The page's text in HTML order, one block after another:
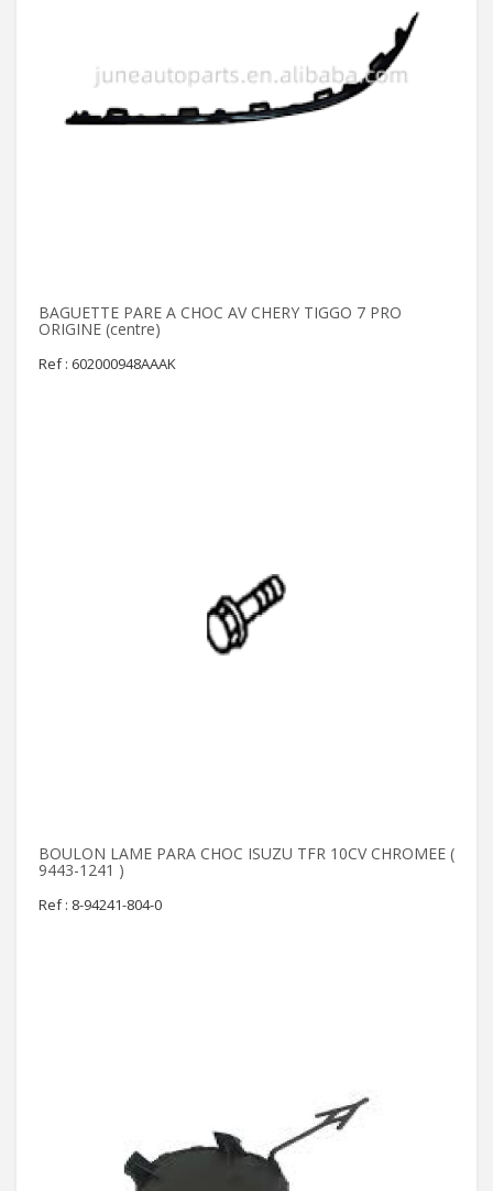
BAGUETTE PARE A CHOC AV CHERY TIGGO 7 PRO
ORIGINE (centre)
Ref : 602000948AAAK
BOULON LAME PARA CHOC ISUZU TFR 10CV CHROMEE (
9443-1241 )
Ref : 8-94241-804-0